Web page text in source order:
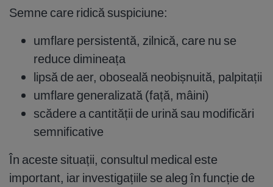
Semne care ridică suspiciune:
umflare persistentă, zilnică, care nu se
reduce dimineața
lipsă de aer, oboseală neobișnuită, palpitații
umflare generalizată (față, mâini)
scădere a cantității de urină sau modificări
semnificative
În aceste situații, consultul medical este
important, iar investigațiile se aleg în funcție de